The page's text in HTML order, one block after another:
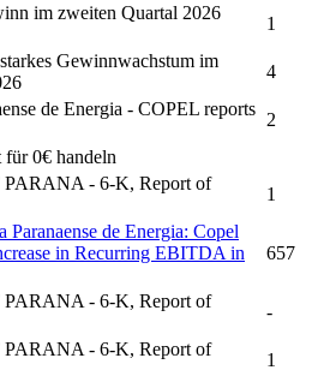
im zweiten Quartal 2026
1
Gewinnwachstum im
4
de Energia - COPEL reports
2
0€ handeln
PARANA - 6-K, Report of
1
Paranaense de Energia: Copel
in Recurring EBITDA in
657
PARANA - 6-K, Report of
-
PARANA - 6-K, Report of
1